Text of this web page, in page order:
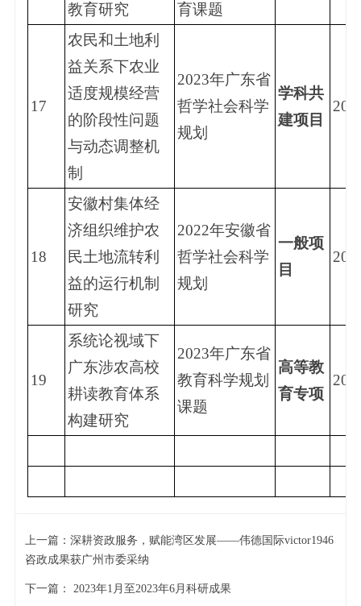
教育研究
育课题
17
农民和土地利
益关系下农业
适度规模经营
的阶段性问题
与动态调整机
制
2023年广东省
哲学社会科学
规划
学科共
建项目
18
安徽村集体经
济组织维护农
民土地流转利
益的运行机制
研究
2022年安徽省
哲学社会科学
规划
一般项
目
19
系统论视域下
广东涉农高校
耕读教育体系
构建研究
2023年广东省
教育科学规划
课题
高等教
育专项
上一篇： 深耕资政服务，赋能湾区发展——伟德国际victor1946
咨政成果获广州市委采纳
下一篇： 2023年1月至2023年6月科研成果